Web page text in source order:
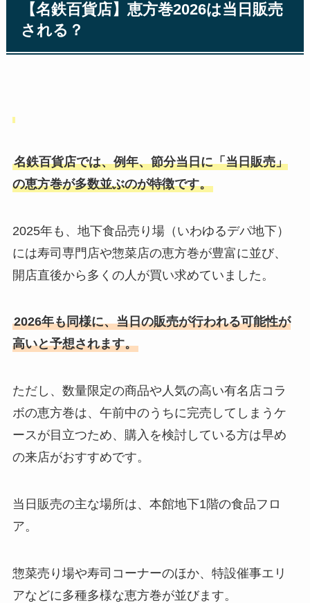
【名鉄百貨店】恵方巻2026は当日販売
される？
名鉄百貨店では、例年、節分当日に「当日販売」
の恵方巻が多数並ぶのが特徴です。
2025年も、地下食品売り場（いわゆるデパ地下）
には寿司専門店や惣菜店の恵方巻が豊富に並び、
開店直後から多くの人が買い求めていました。
2026年も同様に、当日の販売が行われる可能性が
高いと予想されます。
ただし、数量限定の商品や人気の高い有名店コラ
ボの恵方巻は、午前中のうちに完売してしまうケ
ースが目立つため、購入を検討している方は早め
の来店がおすすめです。
当日販売の主な場所は、本館地下1階の食品フロ
ア。
惣菜売り場や寿司コーナーのほか、特設催事エリ
アなどに多種多様な恵方巻が並びます。